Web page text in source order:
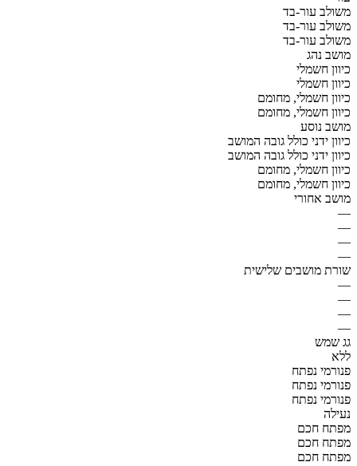
משולב עור-בד
משולב עור-בד
משולב עור-בד
מושב נהג
כיוון חשמלי
כיוון חשמלי
כיוון חשמלי, מחומם
כיוון חשמלי, מחומם
מושב נוסע
כיוון ידני כולל גובה המושב
כיוון ידני כולל גובה המושב
כיוון חשמלי, מחומם
כיוון חשמלי, מחומם
מושב אחורי
—
—
—
—
שורת מושבים שלישית
—
—
—
—
גג שמש
ללא
פנורמי נפתח
פנורמי נפתח
פנורמי נפתח
נעילה
מפתח חכם
מפתח חכם
מפתח חכם